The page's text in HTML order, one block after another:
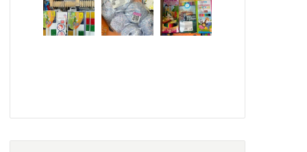
В рамках трудотерапии и досуговой жизни
жильцы занимаются работой на садовых
занятий по скандинавской ходьбе,
спокойных прогулок и отдыха на свежем